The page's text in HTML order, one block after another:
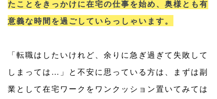
たことをきっかけに在宅の仕事を始め、奥様とも有
意義な時間を過ごしていらっしゃいます。
「転職はしたいけれど、余りに急ぎ過ぎて失敗して
しまっては…」と不安に思っている方は、まずは副
業として在宅ワークをワンクッション置いてみては